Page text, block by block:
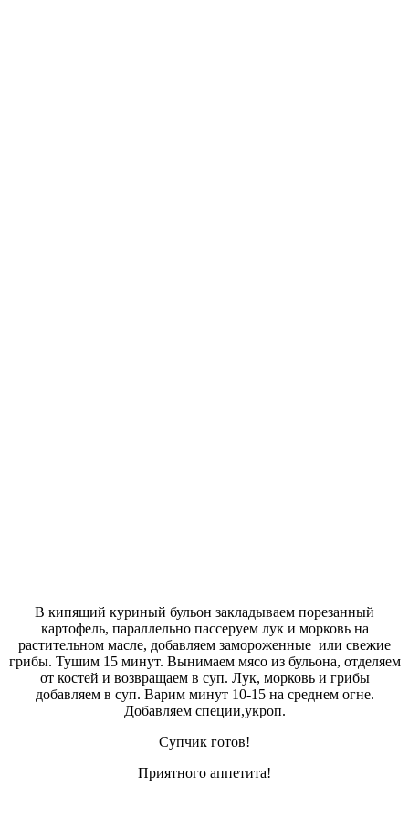
В кипящий куриный бульон закладываем порезанный
картофель, параллельно пассеруем лук и морковь на
растительном масле, добавляем замороженные или свежие
грибы. Тушим 15 минут. Вынимаем мясо из бульона, отделяем
от костей и возвращаем в суп. Лук, морковь и грибы
добавляем в суп. Варим минут 10-15 на среднем огне.
Добавляем специи,укроп.
Супчик готов!
Приятного аппетита!